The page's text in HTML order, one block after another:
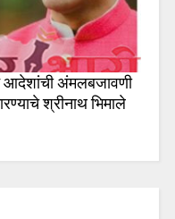
आदेशांची अंमलबजावणी
श्रीनाथ भिमाले